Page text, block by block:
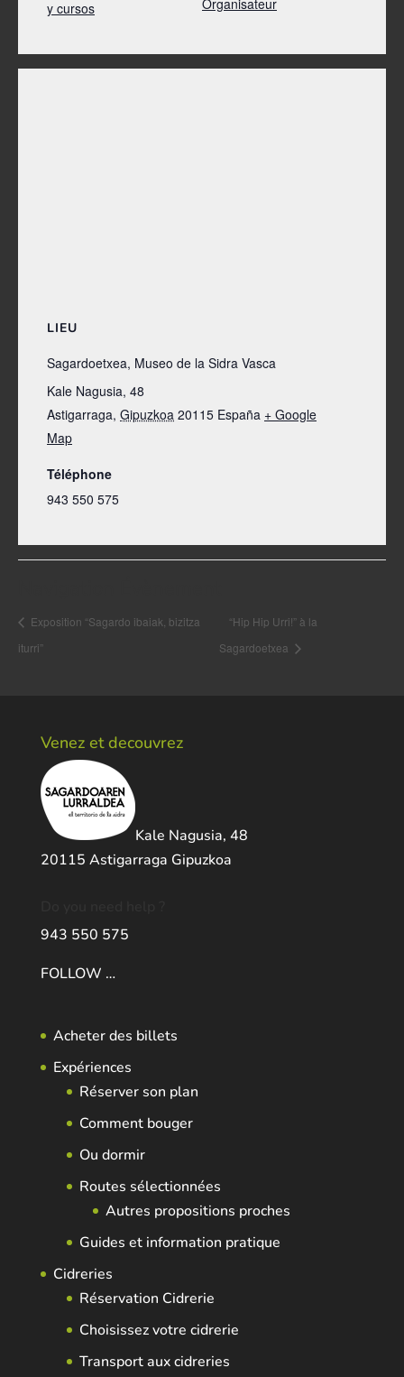
y cursos
LIEU
Sagardoetxea, Museo de la Sidra Vasca
Kale Nagusia, 48
Astigarraga, Gipuzkoa 20115 España + Google
Map
Téléphone
943 550 575
Exposition “Sagardo ibaiak, bizitza
iturri”
“Hip Hip Urri!” à la
Sagardoetxea
Venez et decouvrez
Kale Nagusia, 48
20115 Astigarraga Gipuzkoa
943 550 575
FOLLOW …
Acheter des billets
Expériences
Réserver son plan
Comment bouger
Ou dormir
Routes sélectionnées
Autres propositions proches
Guides et information pratique
Cidreries
Réservation Cidrerie
Choisissez votre cidrerie
Transport aux cidreries